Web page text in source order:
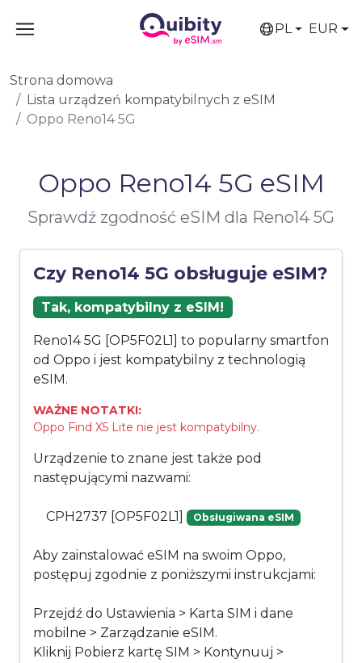
PL EUR
Strona domowa
Lista urządzeń kompatybilnych z eSIM
Oppo Reno14 5G
Oppo Reno14 5G eSIM
Sprawdź zgodność eSIM dla Reno14 5G
Czy Reno14 5G obsługuje eSIM?
Tak, kompatybilny z eSIM!
Reno14 5G [OP5F02L1] to popularny smartfon
od Oppo i jest kompatybilny z technologią
eSIM.
WAŻNE NOTATKI:
Oppo Find X5 Lite nie jest kompatybilny.
Urządzenie to znane jest także pod
następującymi nazwami:
CPH2737 [OP5F02L1] Obsługiwana eSIM
Aby zainstalować eSIM na swoim Oppo,
postępuj zgodnie z poniższymi instrukcjami:
Przejdź do Ustawienia > Karta SIM i dane
mobilne > Zarządzanie eSIM.
Kliknij Pobierz kartę SIM > Kontynuuj >